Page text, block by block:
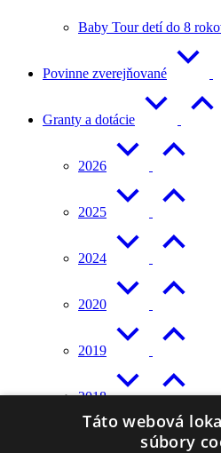
Baby Tour detí do 8
Povinne zverejňované
Granty a dotácie
2026
2025
2024
2020
2019
2018
Táto webová
súbory